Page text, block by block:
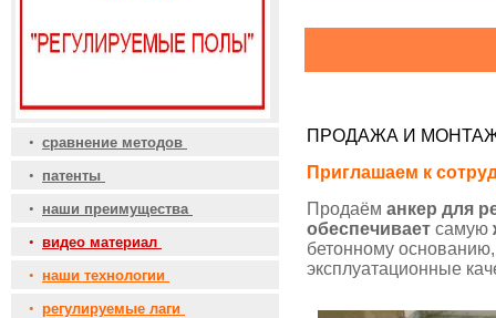
• сравнение методов
• патенты
• наши преимущества
• видео материал
• наши технологии
• регулируемые лаги
ПРОДАЖА И
Приглашаем к
Продаём анкер для
обеспечивает самую
бетонному
эксплуатационные